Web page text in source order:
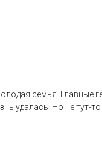
семья.
удалась. Но не тут-